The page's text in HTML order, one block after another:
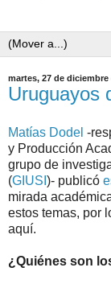
martes, 27 de diciembre
Uruguayos
Matías Dodel -
y Producción
grupo de
(GIUSI )- publicó
mirada
estos temas, por
aquí.
¿Quiénes son